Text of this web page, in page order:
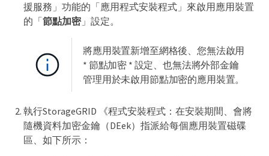
援服務」功能的「應用程式安裝程式」來啟用應用裝置
的「節點加密」設定。
將應用裝置新增至網格後、您無法啟用
* 節點加密 * 設定、也無法將外部金鑰
管理用於未啟用節點加密的應用裝置。
執行StorageGRID 《程式安裝程式：在安裝期間、會將
隨機資料加密金鑰（DEek）指派給每個應用裝置磁碟
區、如下所示：